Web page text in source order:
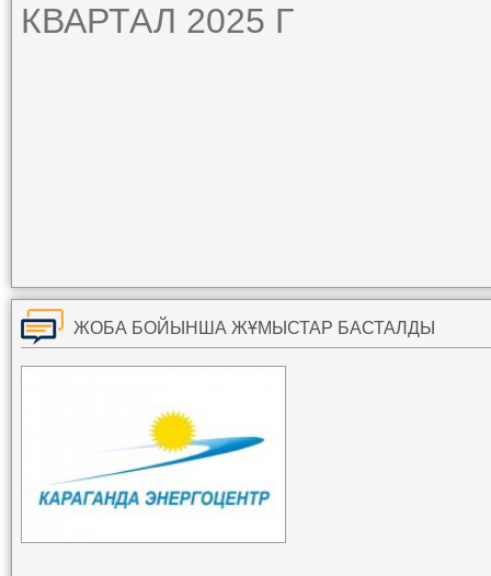
КВАРТАЛ 2025 Г
ЖОБА БОЙЫНША ЖҰМЫСТАР БАСТАЛДЫ